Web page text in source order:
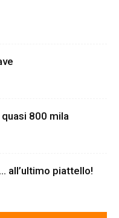
quasi 800 mila
all’ultimo piattello!